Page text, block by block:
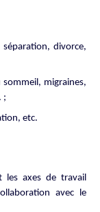
séparation, divorce,
migraines,
;
etc.
les axes de travail
avec le